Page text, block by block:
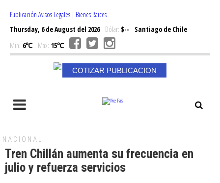
Publicación Avisos Legales | Bienes Raices
Thursday, 6 de August del 2026Dólar: $--
Santiago de Chile
Min: 6℃ Max: 15℃
COTIZAR PUBLICACION
NACIONAL
Tren Chillán aumenta su frecuencia en
julio y refuerza servicios